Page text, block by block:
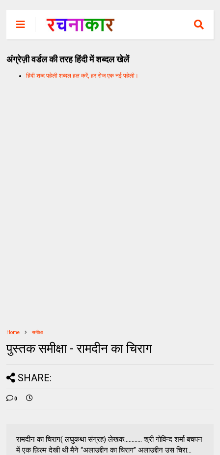
अंग्रेज़ी वर्डल की तरह हिंदी में शब्दल खेलें
हिंदी शब्द पहेली शब्दल हल करें, हर रोज एक नई पहेली।
Home समीक्षा
पुस्तक समीक्षा - रामदीन का चिराग
SHARE:
0
रामदीन का चिराग( लघुकथा संग्रह) लेखक............ श्री गोविन्द शर्मा बचपन
में एक फ़िल्म देखी थी मैने “अलाउद्दीन का चिराग” अलाउद्दीन उस चिरा...